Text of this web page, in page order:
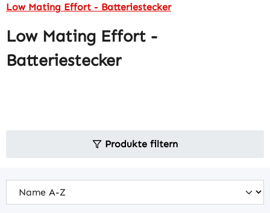
Low Mating Effort - Batteriestecker
Low Mating Effort -
Batteriestecker
Produkte filtern